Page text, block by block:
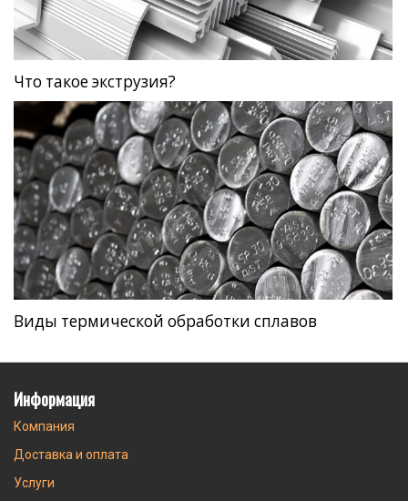
Что такое экструзия?
Виды термической обработки сплавов
Информация
Компания
Доставка и оплата
Услуги